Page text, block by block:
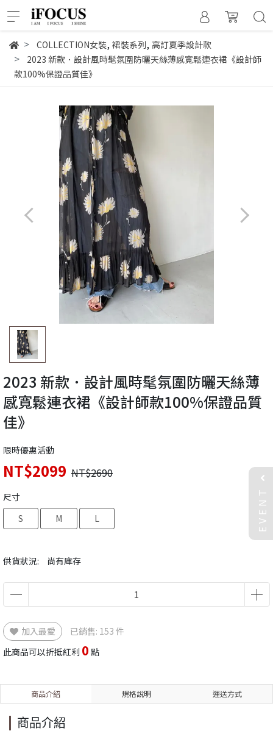
COLLECTION女裝, 裙裝系列, 高訂夏季設計款
2023 新款．設計風時髦氛圍防曬天絲薄感寬鬆連衣裙《設計師
款100%保證品質佳》
2023 新款．設計風時髦氛圍防曬天絲薄
感寬鬆連衣裙《設計師款100%保證品質
佳》
限時優惠活動
NT$2099 NT$2690
供貨狀況: 尚有庫存
尺寸
S
M L
加入最愛
已銷售: 153 件
此商品可以折抵紅利 0 點
商品介紹 規格說明 運送方式
商品介紹
EVENT